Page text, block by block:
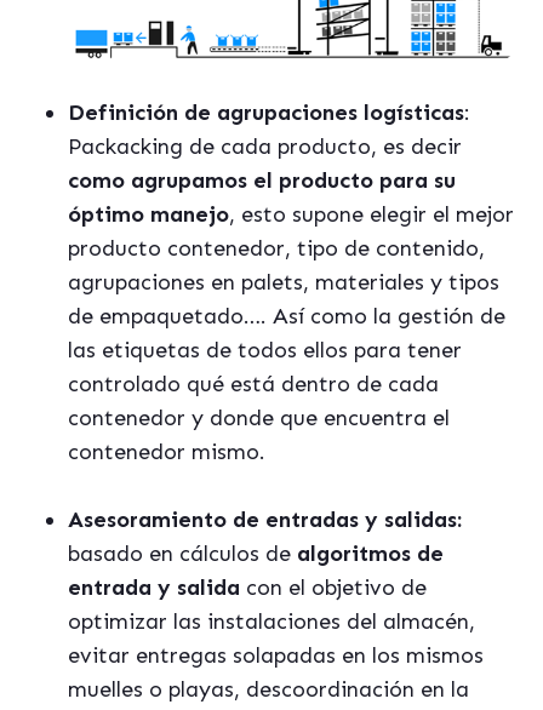
Definición de agrupaciones logísticas:
Packacking de cada producto, es decir
como agrupamos el producto para su
óptimo manejo, esto supone elegir el mejor
producto contenedor, tipo de contenido,
agrupaciones en palets, materiales y tipos
de empaquetado…. Así como la gestión de
las etiquetas de todos ellos para tener
controlado qué está dentro de cada
contenedor y donde que encuentra el
contenedor mismo.
Asesoramiento de entradas y salidas:
basado en cálculos de algoritmos de
entrada y salida con el objetivo de
optimizar las instalaciones del almacén,
evitar entregas solapadas en los mismos
muelles o playas, descoordinación en la